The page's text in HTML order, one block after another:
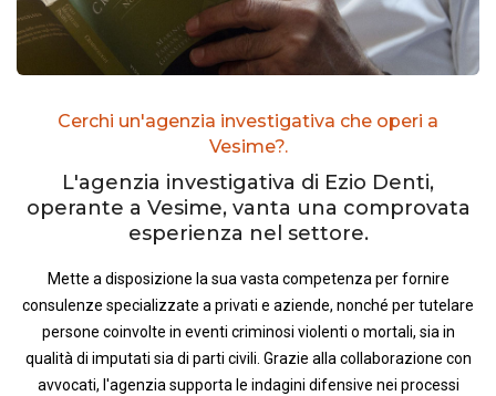
Cerchi un'agenzia investigativa che operi a
Vesime?.
L'agenzia investigativa di Ezio Denti,
operante a Vesime, vanta una comprovata
esperienza nel settore.
Mette a disposizione la sua vasta competenza per fornire
consulenze specializzate a privati e aziende, nonché per tutelare
persone coinvolte in eventi criminosi violenti o mortali, sia in
qualità di imputati sia di parti civili. Grazie alla collaborazione con
avvocati, l'agenzia supporta le indagini difensive nei processi